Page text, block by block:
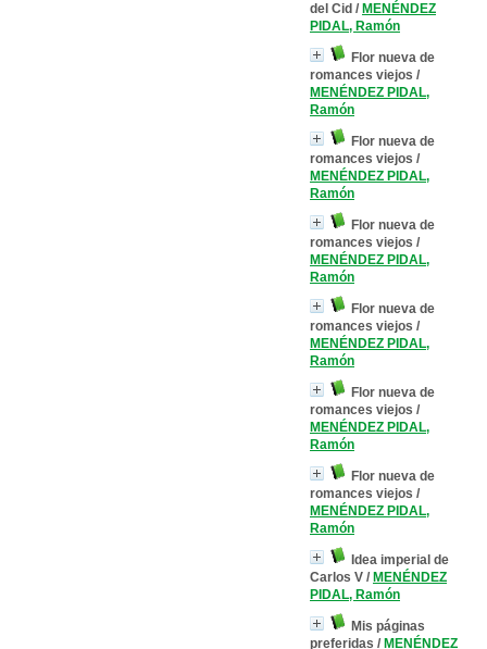
del Cid / MENÉNDEZ
PIDAL, Ramón
Flor nueva de
romances viejos /
MENÉNDEZ PIDAL,
Ramón
Flor nueva de
romances viejos /
MENÉNDEZ PIDAL,
Ramón
Flor nueva de
romances viejos /
MENÉNDEZ PIDAL,
Ramón
Flor nueva de
romances viejos /
MENÉNDEZ PIDAL,
Ramón
Flor nueva de
romances viejos /
MENÉNDEZ PIDAL,
Ramón
Flor nueva de
romances viejos /
MENÉNDEZ PIDAL,
Ramón
Idea imperial de
Carlos V / MENÉNDEZ
PIDAL, Ramón
Mis páginas
preferidas / MENÉNDEZ